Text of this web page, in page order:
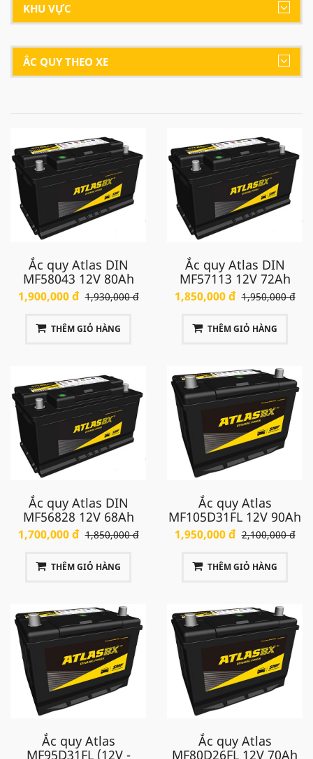
KHU VỰC
ẮC QUY THEO XE
Ắc quy Atlas DIN
MF58043 12V 80Ah
1,900,000 đ 1,930,000 đ
THÊM GIỎ HÀNG
Ắc quy Atlas DIN
MF57113 12V 72Ah
1,850,000 đ 1,950,000 đ
THÊM GIỎ HÀNG
Ắc quy Atlas DIN
MF56828 12V 68Ah
1,700,000 đ 1,850,000 đ
THÊM GIỎ HÀNG
Ắc quy Atlas
MF105D31FL 12V 90Ah
1,950,000 đ 2,100,000 đ
THÊM GIỎ HÀNG
Ắc quy Atlas
MF95D31FL (12V -
Ắc quy Atlas
MF80D26FL 12V 70Ah